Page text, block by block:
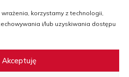
korzystamy z technologii,
i/lub uzyskiwania dostępu
Akceptuję